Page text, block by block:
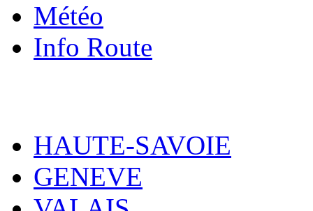
Météo
Info Route
HAUTE-SAVOIE
GENEVE